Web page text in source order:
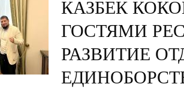
КАЗБЕК
ГОСТЯМИ
РАЗВИТИЕ